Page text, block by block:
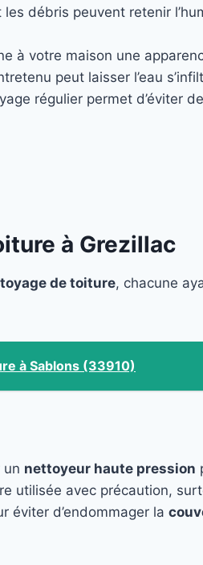
les débris peuvent retenir
à votre maison une
peut laisser l’eau
régulier permet d’éviter
à Grezillac
de toiture, chacune
à Sablons (33910)
un nettoyeur haute pression
utilisée avec précaution,
éviter d’endommager la